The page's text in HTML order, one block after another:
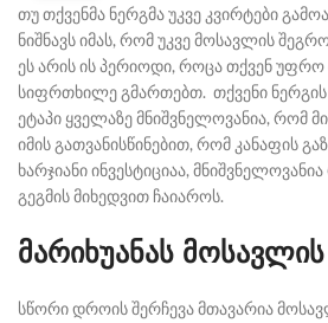
თუ თქვენმა ნერგმა უკვე კვირტები
ნიშნავს იმას, რომ უკვე მოსავლის
ეს არის ის პერიოდი, როცა თქვენ
სიფრთხილე გმართებთ. თქვენი
ეტაპი ყველაზე მნიშვნელოვანია, რომ
იმის გათვანისწინებით, რომ კანაფის
ხარჯიანი ინვესტიციაა,
გეგმის მიხედვით ჩაიაროს.
მარიხუანას
სწორი დროის შერჩევა მთავარია